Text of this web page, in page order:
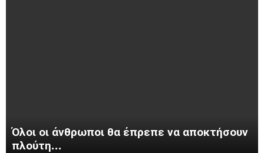
Όλοι οι άνθρωποι θα έπρεπε να αποκτήσουν
πλούτη…